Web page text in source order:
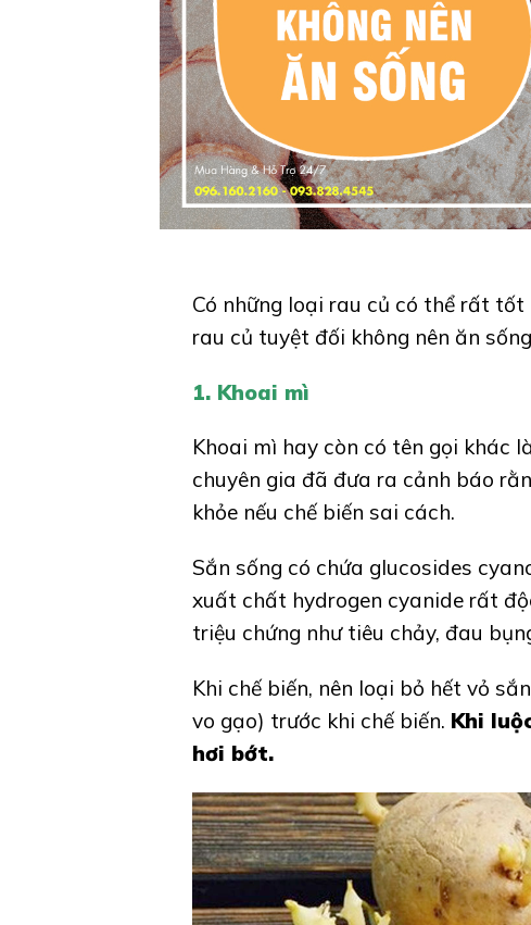
Có những loại rau củ có thể rất
rau củ tuyệt đối không nên ăn
1. Khoai mì
Khoai mì hay còn có tên gọi khác
chuyên gia đã đưa ra cảnh báo
khỏe nếu chế biến sai cách.
Sắn sống có chứa glucosides
xuất chất hydrogen cyanide rất
triệu chứng như tiêu chảy, đau
Khi chế biến, nên loại bỏ hết vỏ
vo gạo) trước khi chế biến. Khi
hơi bớt.